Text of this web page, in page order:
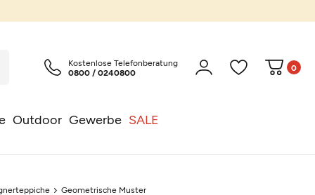
Outdoor Gewerbe SALE
Kostenlose Telefonberatung
0800 / 0240800
0
Geometrische Muster